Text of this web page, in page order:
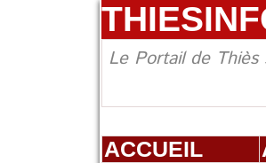
Le Portail de Thiès
ACCUEIL